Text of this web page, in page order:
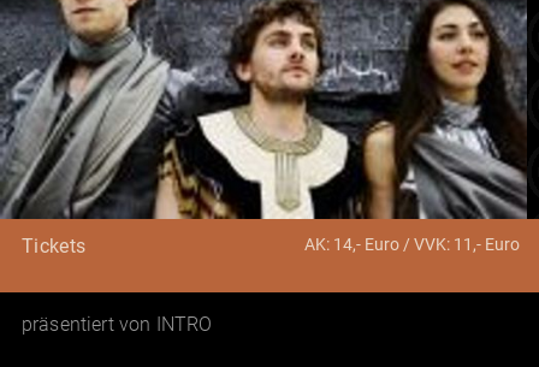
Tickets AK: 14,- Euro / VVK: 11,- Euro
präsentiert von INTRO